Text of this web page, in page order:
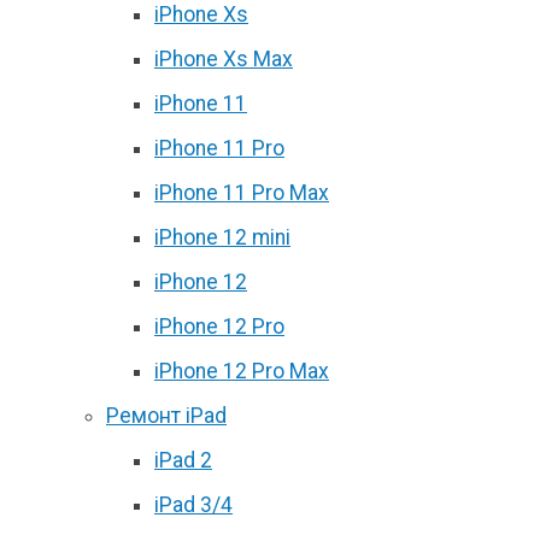
iPhone Xs
iPhone Xs Max
iPhone 11
iPhone 11 Pro
iPhone 11 Pro Max
iPhone 12 mini
iPhone 12
iPhone 12 Pro
iPhone 12 Pro Max
Ремонт iPad
iPad 2
iPad 3/4